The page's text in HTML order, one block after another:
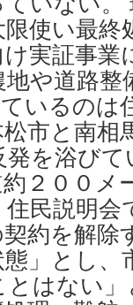
限使い最
実証事業
や道路
いるのは
市と南相
を浴び
２００メ
民説明会
約を解除
」とし、
はない